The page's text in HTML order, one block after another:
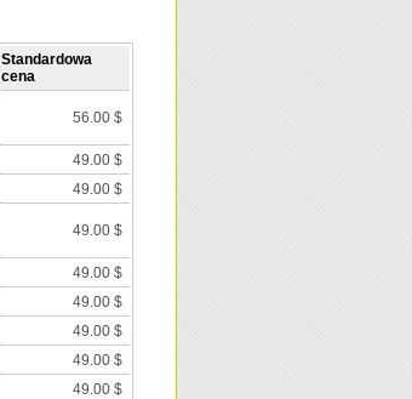
Standardowa
cena
56.00 $
49.00 $
49.00 $
49.00 $
49.00 $
49.00 $
49.00 $
49.00 $
49.00 $